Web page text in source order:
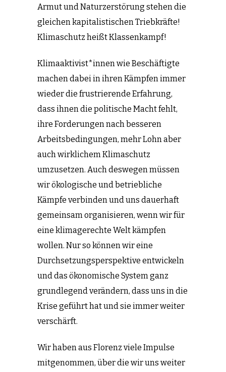
Armut und Naturzerstörung stehen die
gleichen kapitalistischen Triebkräfte!
Klimaschutz heißt Klassenkampf!
Klimaaktivist*innen wie Beschäftigte
machen dabei in ihren Kämpfen immer
wieder die frustrierende Erfahrung,
dass ihnen die politische Macht fehlt,
ihre Forderungen nach besseren
Arbeitsbedingungen, mehr Lohn aber
auch wirklichem Klimaschutz
umzusetzen. Auch deswegen müssen
wir ökologische und betriebliche
Kämpfe verbinden und uns dauerhaft
gemeinsam organisieren, wenn wir für
eine klimagerechte Welt kämpfen
wollen. Nur so können wir eine
Durchsetzungsperspektive entwickeln
und das ökonomische System ganz
grundlegend verändern, dass uns in die
Krise geführt hat und sie immer weiter
verschärft.
Wir haben aus Florenz viele Impulse
mitgenommen, über die wir uns weiter